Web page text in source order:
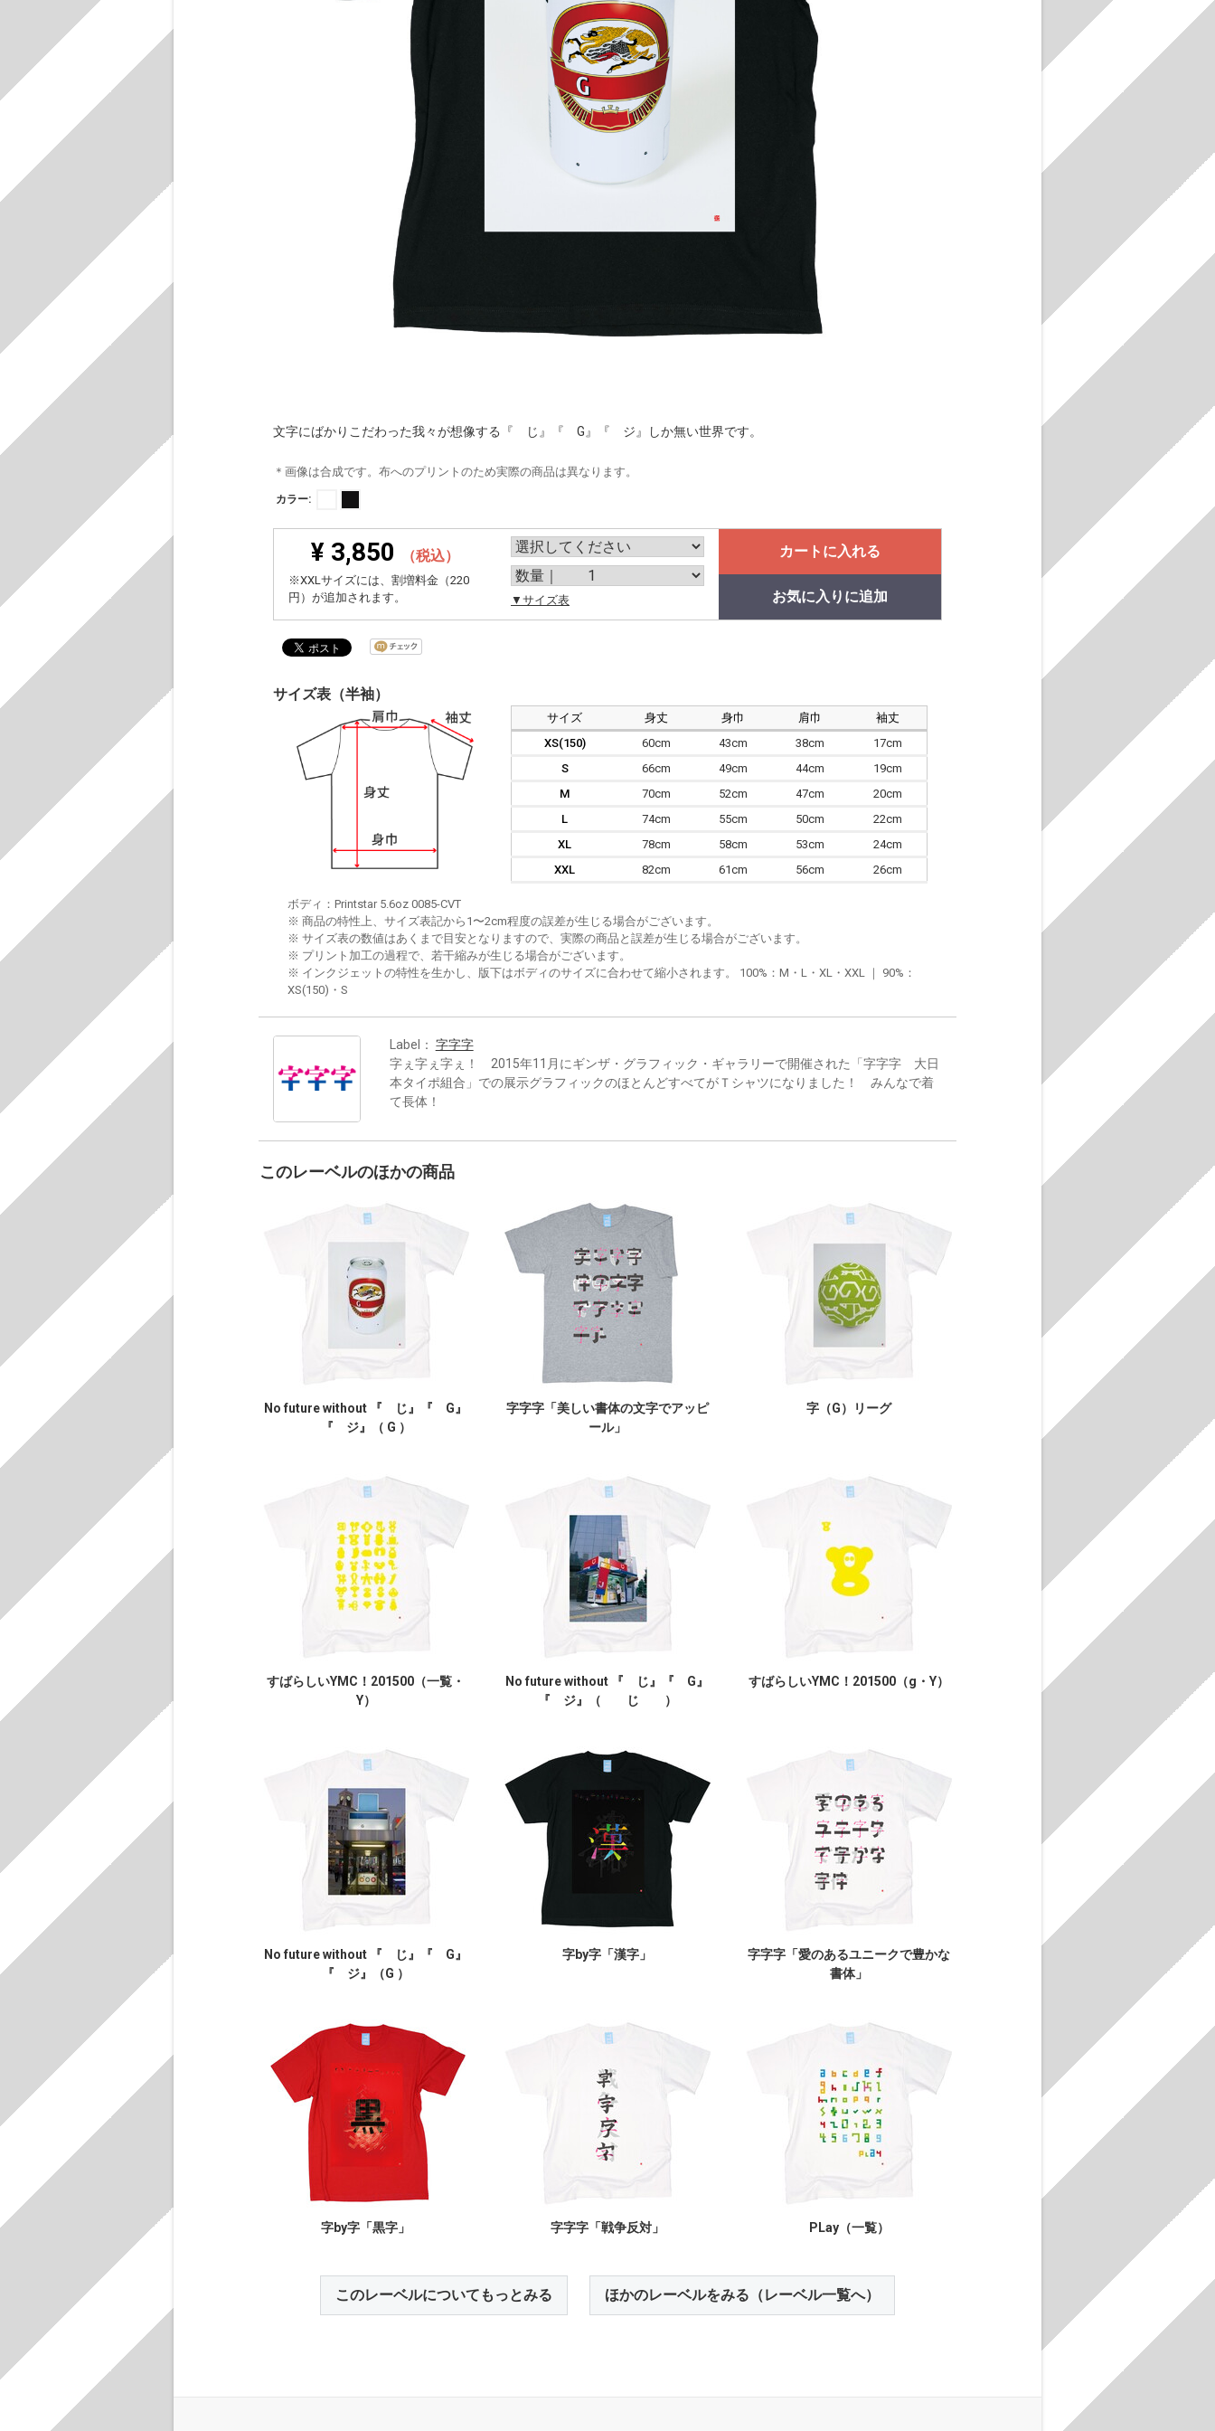
文字にばかりこだわった我々が想像する『 じ』『 G』『 ジ』しか無い世界です。
＊画像は合成です。布へのプリントのため実際の商品は異なります。
カラー:
¥ 3,850 （税込）
※XXLサイズには、割増料金（220
円）が追加されます。
▼サイズ表
カートに入れる
お気に入りに追加
サイズ表（半袖）
サイズ 身丈 身巾 肩巾
袖丈
XS(150)
60cm 43cm 38cm
17cm
S
66cm 49cm 44cm
19cm
M
70cm 52cm 47cm
20cm
L
74cm 55cm 50cm
22cm
XL
78cm 58cm 53cm
24cm
XXL
82cm 61cm 56cm 26cm
ボディ：Printstar 5.6oz 0085-CVT
※ 商品の特性上、サイズ表記から1〜2cm程度の誤差が生じる場合がございます。
※ サイズ表の数値はあくまで目安となりますので、実際の商品と誤差が生じる場合がございます。
※ プリント加工の過程で、若干縮みが生じる場合がございます。
※ インクジェットの特性を生かし、版下はボディのサイズに合わせて縮小されます。 100%：M・L・XL・XXL ｜ 90%：
XS(150)・S
Label： 字字字
字ぇ字ぇ字ぇ！ 2015年11月にギンザ・グラフィック・ギャラリーで開催された「字字字 大日
本タイポ組合」での展示グラフィックのほとんどすべてがＴシャツになりました！ みんなで着
て長体！
このレーベルのほかの商品
No future without 『 じ』『 G』
『 ジ』（ G ）
字字字「美しい書体の文字でアッピ
ール」
字（G）リーグ
すばらしいYMC！201500（一覧・
Y）
No future without 『 じ』『 G』
『 ジ』（ じ ）
すばらしいYMC！201500（g・Y）
No future without 『 じ』『 G』
『 ジ』（G ）
字by字「漢字」
字字字「愛のあるユニークで豊かな
書体」
字by字「黒字」 字字字「戦争反対」 PLay（一覧）
このレーベルについてもっとみる ほかのレーベルをみる（レーベル一覧へ）